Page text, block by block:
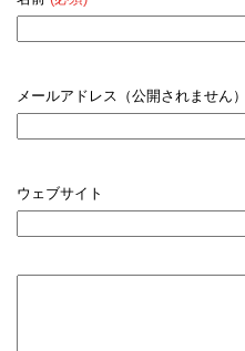
メールアドレス（公開されません）
ウェブサイト